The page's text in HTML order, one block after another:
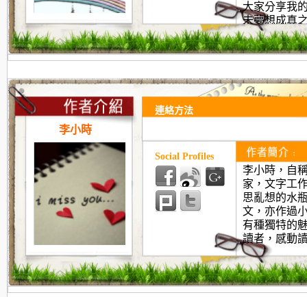
大家分享我
未夢想成真
世界裡先夢
李小時
李小時，自
家，文字工
思亂想的水
文，亦作過
有種獨特的
讀者，感動
連絡方法
Social Profiles